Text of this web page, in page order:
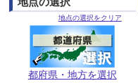
地点の選択をクリア
都府県・地方を選択